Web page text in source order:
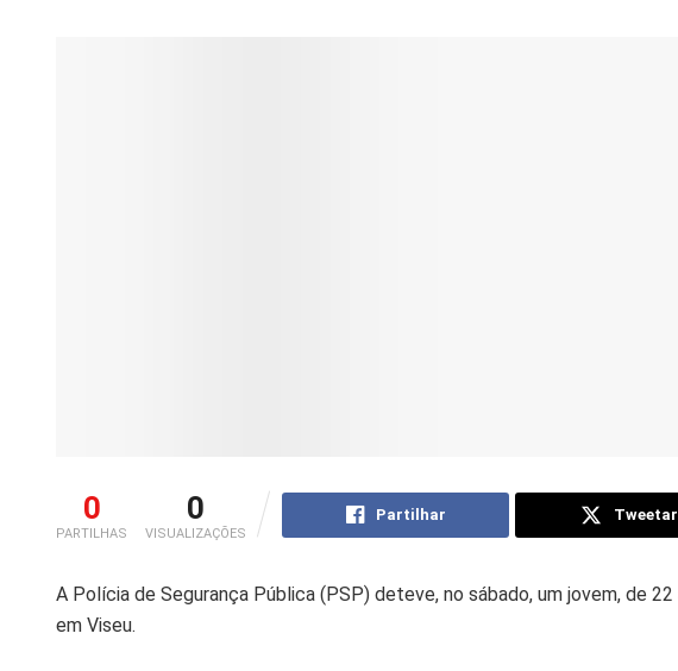
0
PARTILHAS
0
VISUALIZAÇÕES
Partilhar Tweetar
A Polícia de Segurança Pública (PSP) deteve, no sábado, um jovem, de
em Viseu.